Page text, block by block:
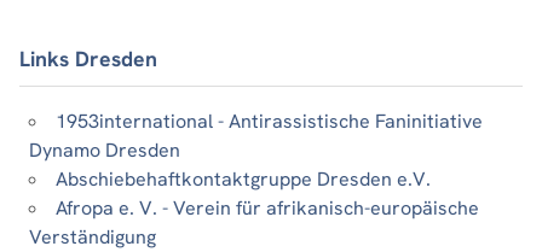
Links Dresden
1953international - Antirassistische Faninitiative
Dynamo Dresden
Abschiebehaftkontaktgruppe Dresden e.V.
Afropa e. V. - Verein für afrikanisch-europäische
Verständigung